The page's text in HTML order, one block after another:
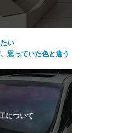
い
思っていた色と違う